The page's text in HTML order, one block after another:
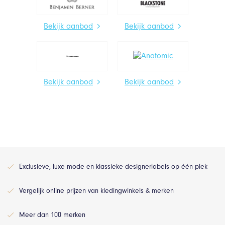
Bekijk aanbod Bekijk aanbod
Bekijk aanbod Bekijk aanbod
Exclusieve, luxe mode en klassieke designerlabels op één plek
Vergelijk online prijzen van kledingwinkels & merken
Meer dan 100 merken